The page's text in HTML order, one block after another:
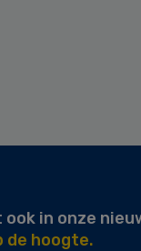
in onze
de hoogte.